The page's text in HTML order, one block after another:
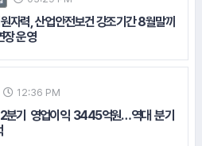
자력, 산업안전보건 강조기간 8월말까
장 운영
12:36 PM
분기 영업이익 3445억원…역대 분기
#하나은행